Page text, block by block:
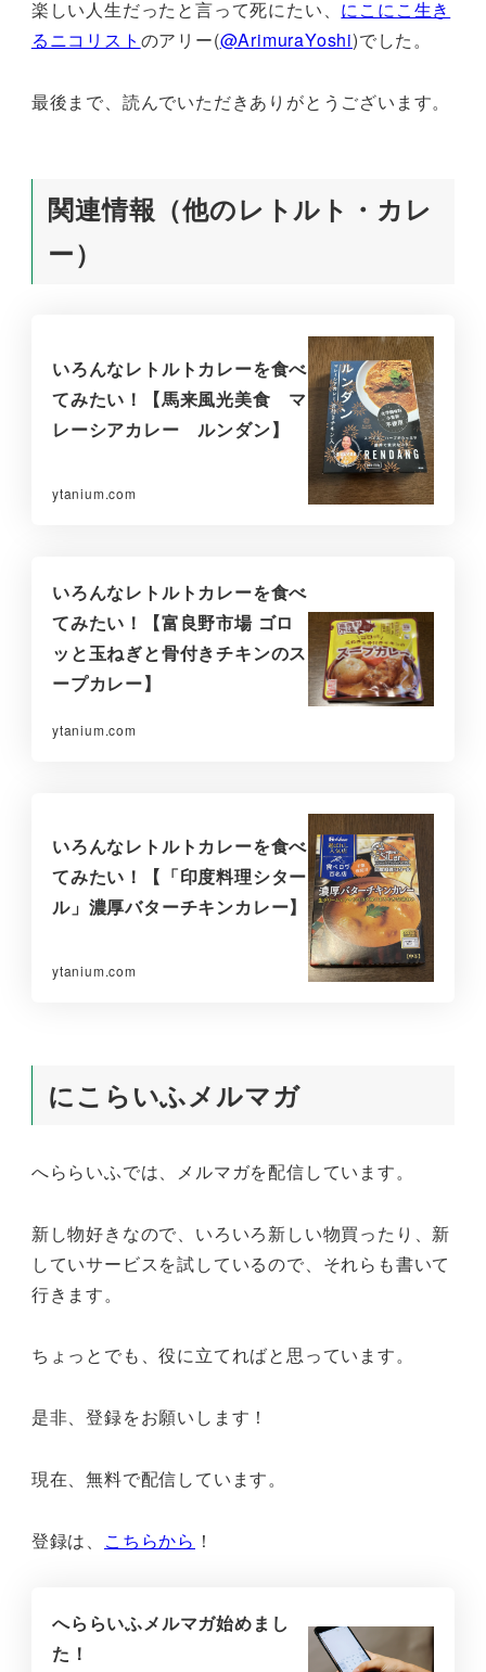
楽しい人生だったと言って死にたい、 にこにこ生き
るニコリスト のアリー(@ArimuraYoshi)でした。
最後まで、読んでいただきありがとうございます。
関連情報（他のレトルト・カレ
ー）
いろんなレトルトカレーを食べ
てみたい！【馬来風光美食 マ
レーシアカレー ルンダン】
ytanium.com
いろんなレトルトカレーを食べ
てみたい！【富良野市場 ゴロ
ッと玉ねぎと骨付きチキンのス
ープカレー】
ytanium.com
いろんなレトルトカレーを食べ
てみたい！【「印度料理シター
ル」濃厚バターチキンカレー】
ytanium.com
にこらいふメルマガ
へららいふでは、メルマガを配信しています。
新し物好きなので、いろいろ新しい物買ったり、新
していサービスを試しているので、それらも書いて
行きます。
ちょっとでも、役に立てればと思っています。
是非、登録をお願いします！
現在、無料で配信しています。
登録は、 こちらから ！
へららいふメルマガ始めまし
た！